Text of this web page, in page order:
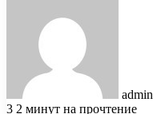
admin
3 2 минут на прочтение